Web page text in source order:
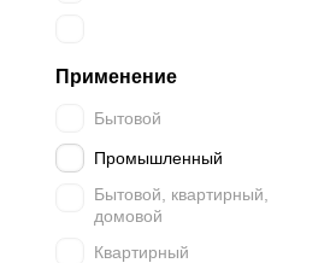
Применение
Бытовой
Промышленный
Бытовой, квартирный,
домовой
Квартирный